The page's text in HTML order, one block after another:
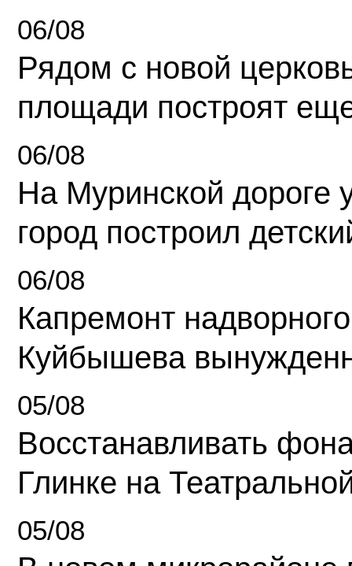
06/08
Рядом с новой
площади построят
06/08
На Муринской дороге
город построил
06/08
Капремонт
Куйбышева
05/08
Восстанавливать
Глинке на
05/08